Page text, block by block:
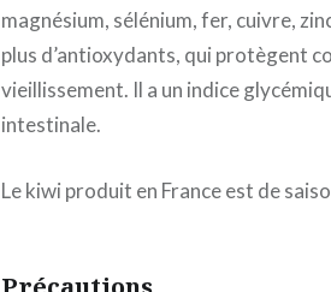
magnésium, sélénium, fer, cuivre,
plus d’antioxydants, qui protègent
vieillissement. Il a un indice
intestinale.
Le kiwi produit en France est de